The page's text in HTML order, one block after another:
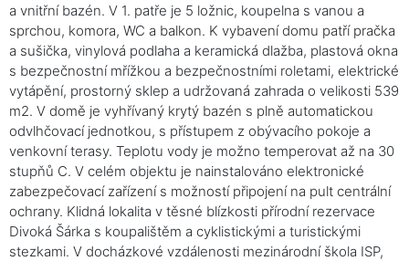
a vnitřní bazén. V 1. patře je 5 ložnic, koupelna s vanou a
sprchou, komora, WC a balkon. K vybavení domu patří pračka
a sušička, vinylová podlaha a keramická dlažba, plastová okna
s bezpečnostní mřížkou a bezpečnostními roletami, elektrické
vytápění, prostorný sklep a udržovaná zahrada o velikosti 539
m2. V domě je vyhřívaný krytý bazén s plně automatickou
odvlhčovací jednotkou, s přístupem z obývacího pokoje a
venkovní terasy. Teplotu vody je možno temperovat až na 30
stupňů C. V celém objektu je nainstalováno elektronické
zabezpečovací zařízení s možností připojení na pult centrální
ochrany. Klidná lokalita v těsné blízkosti přírodní rezervace
Divoká Šárka s koupalištěm a cyklistickými a turistickými
stezkami. V docházkové vzdálenosti mezinárodní škola ISP,